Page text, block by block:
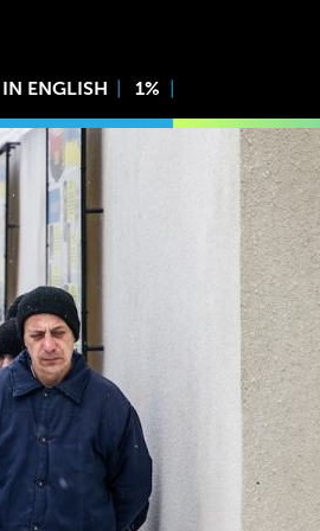
IN ENGLISH 1%